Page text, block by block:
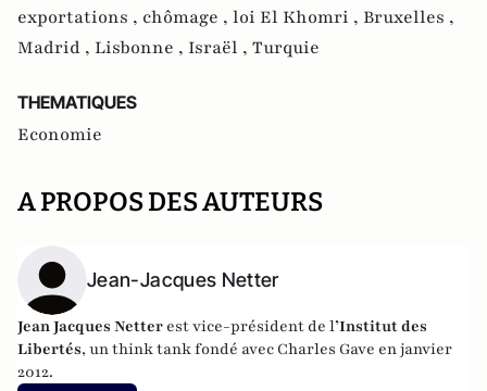
exportations , chômage , loi El Khomri , Bruxelles ,
Madrid , Lisbonne , Israël , Turquie
THEMATIQUES
Economie
A PROPOS DES AUTEURS
Jean-Jacques Netter
Jean Jacques Netter est vice-président de l’Institut des
Libertés, un think tank fondé avec Charles Gave en janvier
2012.